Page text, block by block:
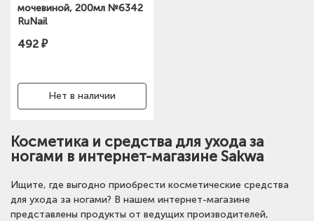
мочевиной, 200мл №6342
RuNail
492 ₽
Нет в наличии
Косметика и средства для ухода за
ногами в интернет-магазине Sakwa
Ищите, где выгодно приобрести косметические средства
для ухода за ногами? В нашем интернет-магазине
представлены продукты от ведущих производителей,